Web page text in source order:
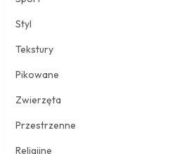
Styl
Tekstury
Pikowane
Zwierzęta
Przestrzenne
Religijne